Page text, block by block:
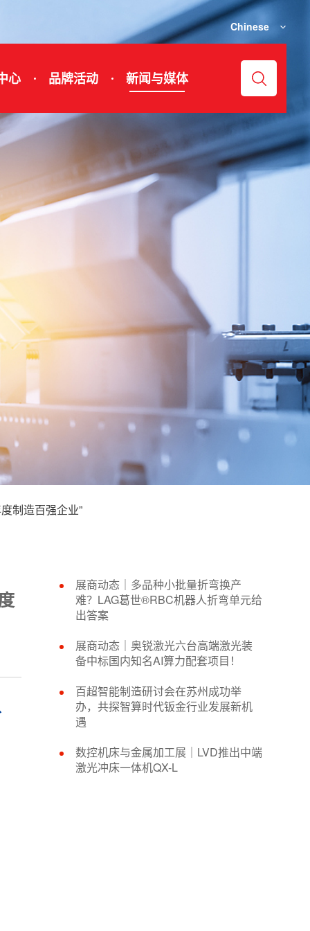
Chinese
心 品牌活动 新闻与媒体
制造百强企业”
展商动态｜多品种小批量折弯换产
难？LAG葛世®RBC机器人折弯单元给
出答案
展商动态｜奥锐激光六台高端激光装
备中标国内知名AI算力配套项目！
百超智能制造研讨会在苏州成功举
办，共探智算时代钣金行业发展新机
遇
数控机床与金属加工展｜LVD推出中端
激光冲床一体机QX-L